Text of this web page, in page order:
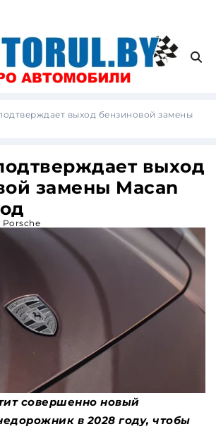
выход бензиновой замены
выход
замены Macan
Porsche
совершенно новый
в 2028 году, чтобы